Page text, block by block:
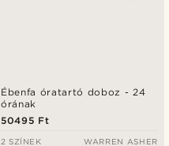
Ébenfa óratartó doboz - 24
órának
50495 Ft
2 SZÍNEK WARREN ASHER